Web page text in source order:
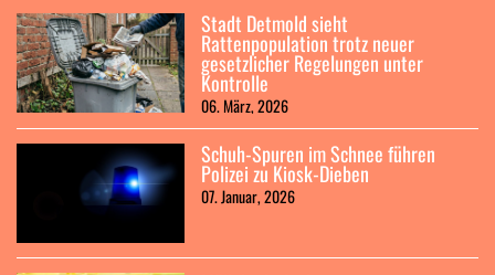
Stadt Detmold sieht
Rattenpopulation trotz neuer
gesetzlicher Regelungen unter
Kontrolle
06. März, 2026
Schuh-Spuren im Schnee führen
Polizei zu Kiosk-Dieben
07. Januar, 2026